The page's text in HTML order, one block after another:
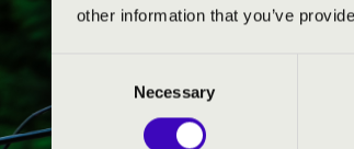
other information that you’ve
Necessary